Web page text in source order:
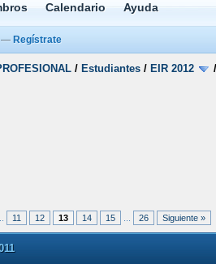
Calendario Ayuda
— Regístrate
/ Estudiantes / EIR 2012
11 12 13 14 15 26 Siguiente »